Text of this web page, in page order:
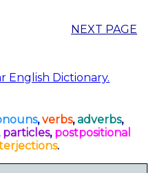
NEXT PAGE
,verbs,adverbs,
particles, postpositional
.